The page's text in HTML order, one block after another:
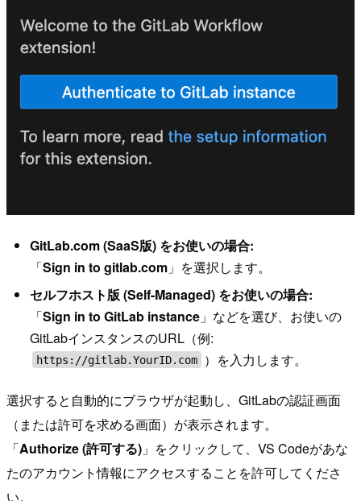
GitLab.com (SaaS版) をお使いの場合:
「Sign in to gitlab.com」を選択します。
セルフホスト版 (Self-Managed) をお使いの場合:
「Sign in to GitLab instance」などを選び、お使いの
GitLabインスタンスのURL（例:
https://gitlab.YourID.com ）を入力します。
選択すると自動的にブラウザが起動し、GitLabの認証画面
（または許可を求める画面）が表示されます。
「Authorize (許可する) 」をクリックして、VS Codeがあな
たのアカウント情報にアクセスすることを許可してくださ
い。